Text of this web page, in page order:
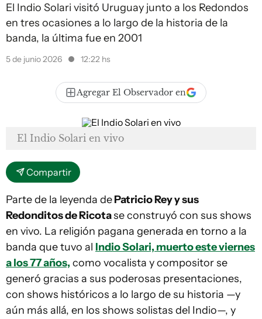
El Indio Solari visitó Uruguay junto a los Redondos
en tres ocasiones a lo largo de la historia de la
banda, la última fue en 2001
5 de junio 2026 12:22 hs
Agregar El Observador en
El Indio Solari en vivo
Compartir
Parte de la leyenda dePatricio Rey y sus
Redonditos de Ricotase construyó con sus shows
en vivo. La religión pagana generada en torno a la
banda que tuvo al Indio Solari, muerto este viernes
a los 77 años, como vocalista y compositor se
generó gracias a sus poderosas presentaciones,
con shows históricos a lo largo de su historia —y
aún más allá, en los shows solistas del Indio—, y